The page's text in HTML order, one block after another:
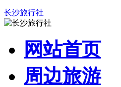
长沙旅行社
网站首页
周边旅游